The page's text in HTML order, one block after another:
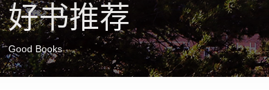
好书推荐
Good Books